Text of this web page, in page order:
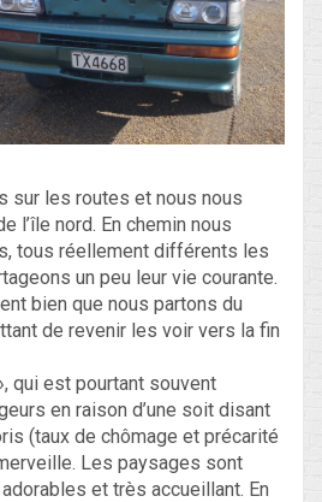
sur les routes et nous nous
l’île nord. En chemin nous
tous réellement différents les
un peu leur vie courante.
bien que nous partons du
de revenir les voir vers la fin
qui est pourtant souvent
en raison d’une soit disant
(taux de chômage et précarité
Les paysages sont
et très accueillant. En